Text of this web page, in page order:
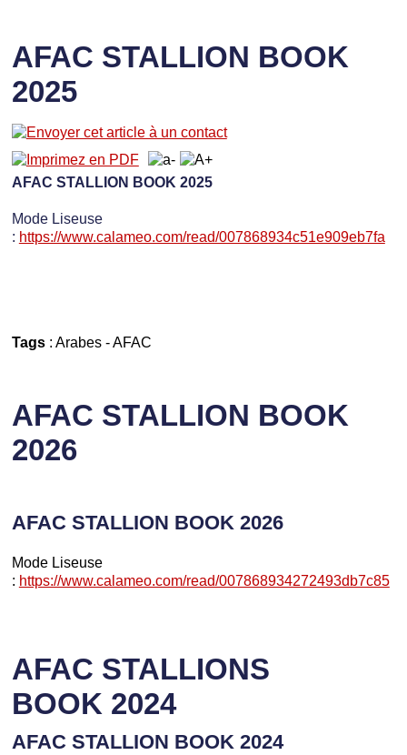
AFAC STALLION BOOK
2025
AFAC STALLION BOOK 2025
Mode Liseuse
: https://www.calameo.com/read/007868934c51e909eb7fa
Tags: Arabes-AFAC
AFAC STALLION BOOK
2026
AFAC STALLION BOOK 2026
Mode Liseuse
: https://www.calameo.com/read/007868934272493db7c85
AFAC STALLIONS
BOOK 2024
AFAC STALLION BOOK 2024